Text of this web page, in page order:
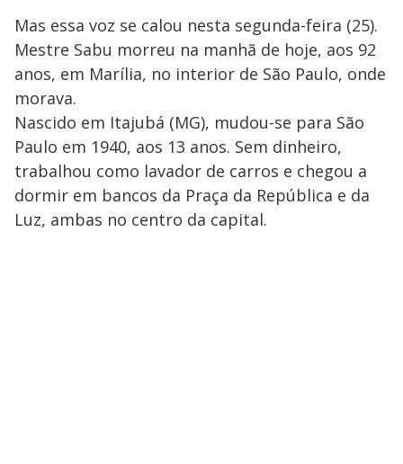
Mas essa voz se calou nesta segunda-feira (25).
Mestre Sabu morreu na manhã de hoje, aos 92
anos, em Marília, no interior de São Paulo, onde
morava.
Nascido em Itajubá (MG), mudou-se para São
Paulo em 1940, aos 13 anos. Sem dinheiro,
trabalhou como lavador de carros e chegou a
dormir em bancos da Praça da República e da
Luz, ambas no centro da capital.